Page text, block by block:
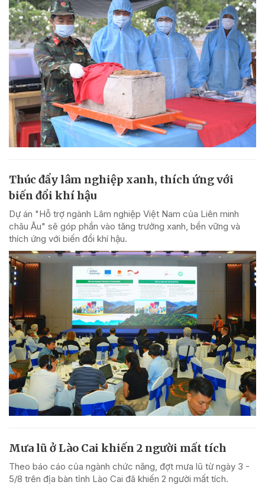
Thúc đẩy lâm nghiệp xanh, thích ứng với
biến đổi khí hậu
Dự án "Hỗ trợ ngành Lâm nghiệp Việt Nam của Liên minh
châu Âu" sẽ góp phần vào tăng trưởng xanh, bền vững và
thích ứng với biến đổi khí hậu.
Mưa lũ ở Lào Cai khiến 2 người mất tích
Theo báo cáo của ngành chức năng, đợt mưa lũ từ ngày 3 -
5/8 trên địa bàn tỉnh Lào Cai đã khiến 2 người mất tích.